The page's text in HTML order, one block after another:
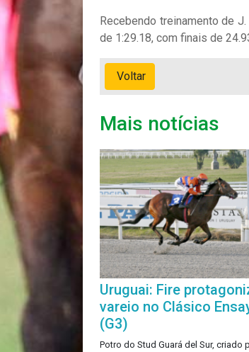
Recebendo treinamento de
de 1:29.18, com finais de
Voltar
Mais notícias
Uruguai: Fire
vareio no Clásico
(G3)
Potro do Stud Guará del Sur, criado